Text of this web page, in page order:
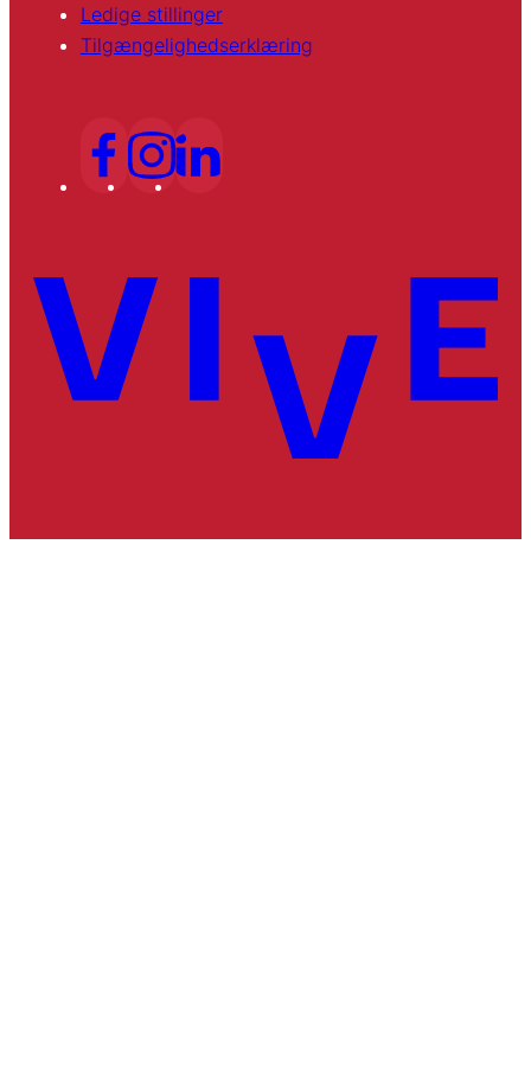
Ledige stillinger
Tilgængelighedserklæring